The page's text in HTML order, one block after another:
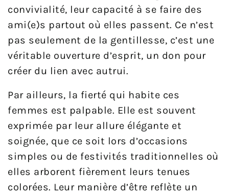
convivialité, leur capacité à se faire des
ami(e)s partout où elles passent. Ce n’est
pas seulement de la gentillesse, c’est une
véritable ouverture d’esprit, un don pour
créer du lien avec autrui.
Par ailleurs, la fierté qui habite ces
femmes est palpable. Elle est souvent
exprimée par leur allure élégante et
soignée, que ce soit lors d’occasions
simples ou de festivités traditionnelles où
elles arborent fièrement leurs tenues
colorées. Leur manière d’être reflète un